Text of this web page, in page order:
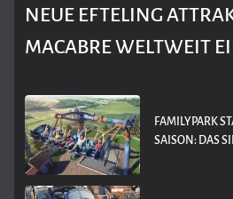
NEUE EFTELING
MACABRE WELTWEIT
FAMILYPARK
SAISON: DAS